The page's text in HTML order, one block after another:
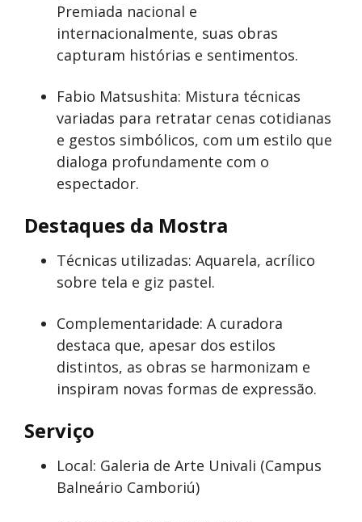
Premiada nacional e
internacionalmente, suas obras
capturam histórias e sentimentos.
Fabio Matsushita: Mistura técnicas
variadas para retratar cenas cotidianas
e gestos simbólicos, com um estilo que
dialoga profundamente com o
espectador.
Destaques da Mostra
Técnicas utilizadas: Aquarela, acrílico
sobre tela e giz pastel.
Complementaridade: A curadora
destaca que, apesar dos estilos
distintos, as obras se harmonizam e
inspiram novas formas de expressão.
Serviço
Local: Galeria de Arte Univali (Campus
Balneário Camboriú)